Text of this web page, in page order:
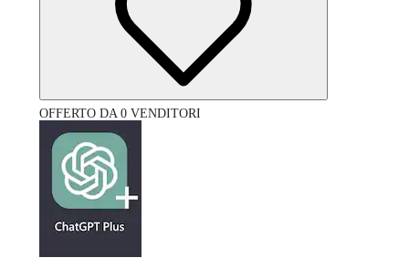
OFFERTO DA 0 VENDITORI